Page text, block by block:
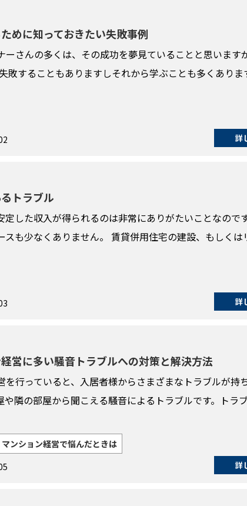
めに知っておきたい失敗事例
ーさんの多くは、その成功を夢見ていることと思います
敗することもありますしそれから学ぶことも多くありま
詳
トラブル
した収入が得られるのは非常にありがたいことなので
も少なくありません。 賃貸併用住宅の建設、もしくは
詳
営に多い騒音トラブルへの対策と解決方法
を行っていると、入居者様からさまざまなトラブルが持
や隣の部屋から聞こえる騒音によるトラブルです。トラ
マンション経営で悩んだときは
詳